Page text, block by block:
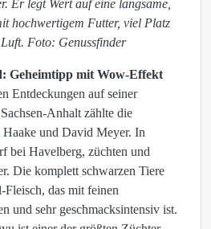
Er legt Wert auf eine langsame,
hochwertigem Futter, viel Platz
Foto: Genussfinder
Geheimtipp mit Wow-Effekt
Entdeckungen auf seiner
Anhalt zählte die
und David Meyer. In
bei Havelberg, züchten und
Die komplett schwarzen Tiere
Fleisch, das mit feinen
und sehr geschmacksintensiv ist.